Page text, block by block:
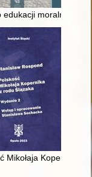
i
edukacji moralnej
od
Mikołaja Kopernika z